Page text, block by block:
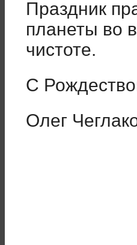
Праздник
планеты во
чистоте.
С
Олег